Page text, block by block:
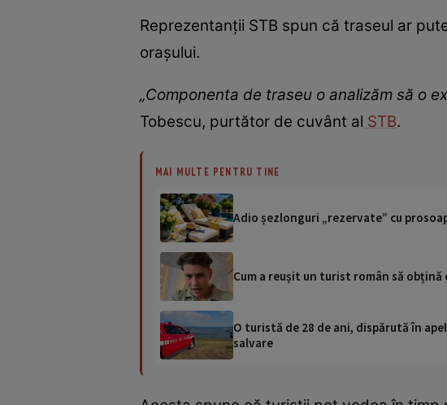
Reprezentanții STB spun că traseul ar
orașului.
„Componenta de traseu o analizăm să o
Tobescu, purtător de cuvânt al STB.
MAI MULTE PENTRU TINE
Adio șezlonguri „rezervate” cu
Cum a reușit un turist român să
O turistă de 28 de ani, dispărută în
salvare